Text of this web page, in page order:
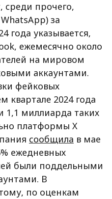
среди прочего,
за
года указывается,
ежемесячно около
на мировом
аккаунтами.
фейковых
квартале 2024 года
1,1 миллиарда таких
платформы X
сообщила в мае
ежедневных
были поддельными
В
по оценкам